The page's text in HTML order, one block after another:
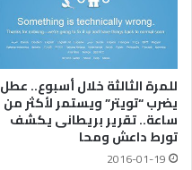
للمرة الثالثة خلال أسبوع.. عطل
يضرب “تويتر” ويستمر لأكثر من
ساعة.. تقرير بريطانى يكشف
تورط داعش ومحا
2016-01-19